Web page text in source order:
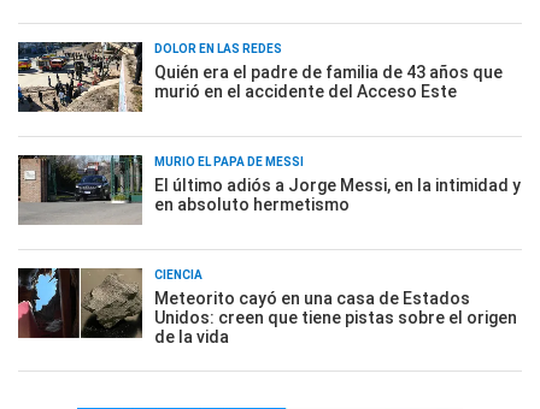
DOLOR EN LAS REDES
Quién era el padre de familia de 43 años que
murió en el accidente del Acceso Este
MURIÓ EL PAPÁ DE MESSI
El último adiós a Jorge Messi, en la intimidad y
en absoluto hermetismo
CIENCIA
Meteorito cayó en una casa de Estados
Unidos: creen que tiene pistas sobre el origen
de la vida